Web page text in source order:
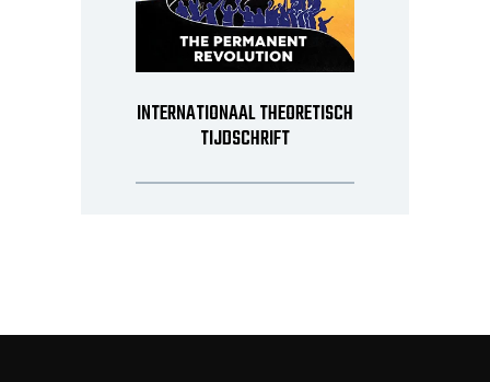
INTERNATIONAAL THEORETISCH
TIJDSCHRIFT